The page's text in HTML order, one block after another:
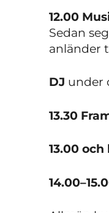
12.00
Sedan
anländer
DJ under
13.30
13.00